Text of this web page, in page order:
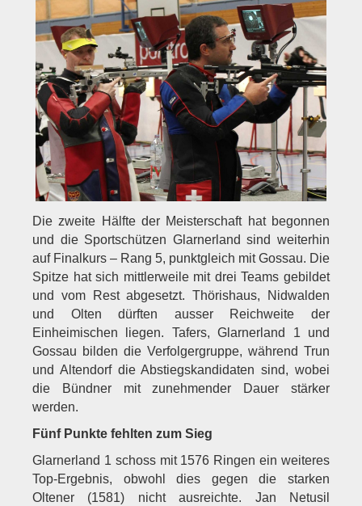
Die zweite Hälfte der Meisterschaft hat begonnen
und die Sportschützen Glarnerland sind weiterhin
auf Finalkurs – Rang 5, punktgleich mit Gossau. Die
Spitze hat sich mittlerweile mit drei Teams gebildet
und vom Rest abgesetzt. Thörishaus, Nidwalden
und Olten dürften ausser Reichweite der
Einheimischen liegen. Tafers, Glarnerland 1 und
Gossau bilden die Verfolgergruppe, während Trun
und Altendorf die Abstiegskandidaten sind, wobei
die Bündner mit zunehmender Dauer stärker
werden.
Fünf Punkte fehlten zum Sieg
Glarnerland 1 schoss mit 1576 Ringen ein weiteres
Top-Ergebnis, obwohl dies gegen die starken
Oltener (1581) nicht ausreichte. Jan Netusil